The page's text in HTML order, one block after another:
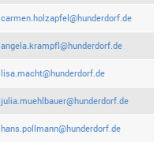
carmen.holzapfel@hunderdorf.de
angela.krampfl@hunderdorf.de
lisa.macht@hunderdorf.de
julia.muehlbauer@hunderdorf.de
hans.pollmann@hunderdorf.de